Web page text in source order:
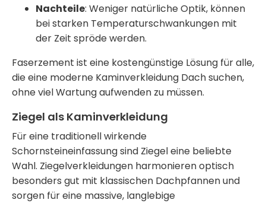
Nachteile: Weniger natürliche Optik, können
bei starken Temperaturschwankungen mit
der Zeit spröde werden.
Faserzement ist eine kostengünstige Lösung für alle,
die eine moderne Kaminverkleidung Dachsuchen,
ohne viel Wartung aufwenden zu müssen.
Ziegel als Kaminverkleidung
Für eine traditionell wirkende
Schornsteineinfassungsind Ziegel eine beliebte
Wahl. Ziegelverkleidungen harmonieren optisch
besonders gut mit klassischen Dachpfannen und
sorgen für eine massive, langlebige